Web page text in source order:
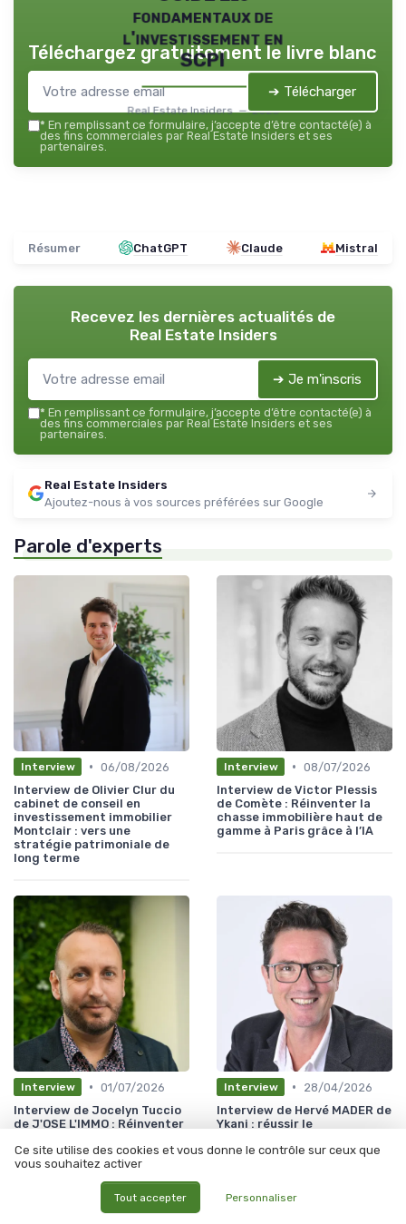
fondamentaux de
l'investissement en
SCPI
Real Estate Insiders — 2026
Téléchargez gratuitement le livre blanc
➔ Télécharger
* En remplissant ce formulaire, j’accepte d’être contacté(e) à
des fins commerciales par Real Estate Insiders et ses
partenaires.
Résumer ChatGPT Claude Mistral
Recevez les dernières actualités de
Real Estate Insiders
➔ Je m'inscris
* En remplissant ce formulaire, j’accepte d’être contacté(e) à
des fins commerciales par Real Estate Insiders et ses
partenaires.
Real Estate Insiders
Ajoutez-nous à vos sources préférées sur Google
Parole d'experts
Interview • 06/08/2026
Interview de Olivier Clur du
cabinet de conseil en
investissement immobilier
Montclair : vers une
stratégie patrimoniale de
long terme
Interview • 08/07/2026
Interview de Victor Plessis
de Comète : Réinventer la
chasse immobilière haut de
gamme à Paris grâce à l’IA
Interview • 01/07/2026
Interview de Jocelyn Tuccio
de J'OSE L'IMMO : Réinventer
accompagner les
propriétaires entre
Interview •
28/04/2026
Interview de Hervé MADER de
Ykani : réussir le
de property management
Ce site utilise des cookies et vous donne le contrôle sur ceux que
vous souhaitez activer
Tout accepter Personnaliser